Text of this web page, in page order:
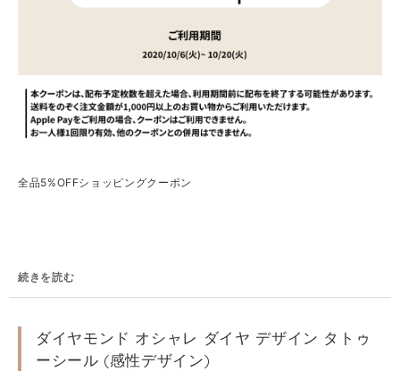
全品5%OFFショッピングクーポン
続きを読む
ダイヤモンド オシャレ ダイヤ デザイン タトゥ
ーシール (感性デザイン)